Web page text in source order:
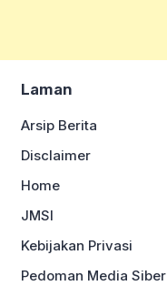
Laman
Arsip Berita
Disclaimer
Home
JMSI
Kebijakan Privasi
Pedoman Media Siber